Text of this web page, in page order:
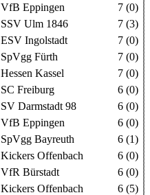
VfB Eppingen
7 (0)
SSV Ulm 1846
7 (3)
ESV Ingolstadt
7 (0)
SpVgg Fürth
7 (0)
Hessen Kassel
7 (0)
SC Freiburg
6 (0)
SV Darmstadt 98
6 (0)
VfB Eppingen
6 (0)
SpVgg Bayreuth
6 (1)
Kickers Offenbach
6 (0)
VfR Bürstadt
6 (0)
Kickers Offenbach
6 (5)